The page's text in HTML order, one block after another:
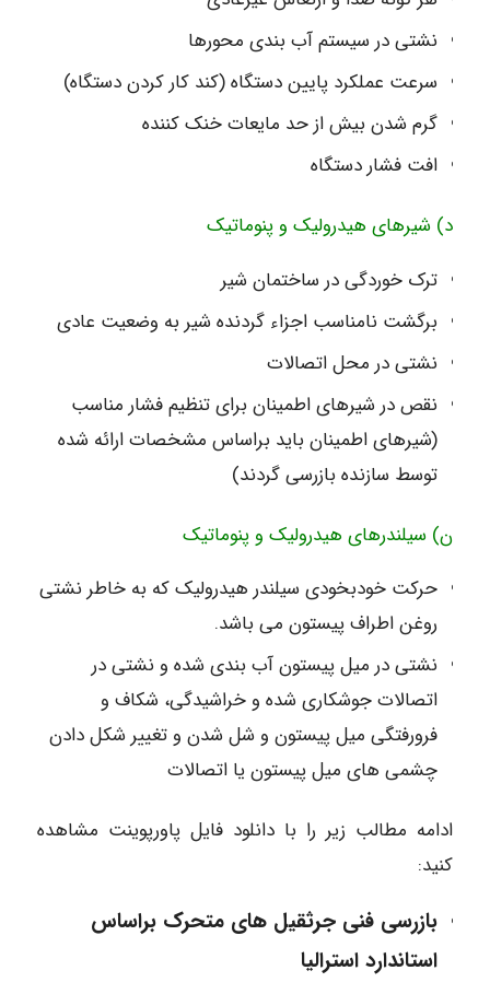
نشتی در سیستم آب بندی محورها
سرعت عملکرد پایین دستگاه (کند کار کردن دستگاه)
گرم شدن بیش از حد مایعات خنک کننده
افت فشار دستگاه
د) شیرهای هیدرولیک و پنوماتیک
ترک خوردگی در ساختمان شیر
برگشت نامناسب اجزاء گردنده شیر به وضعیت عادی
نشتی در محل اتصالات
نقص در شیرهای اطمینان برای تنظیم فشار مناسب
(شیرهای اطمینان باید براساس مشخصات ارائه شده
توسط سازنده بازرسی گردند)
ن) سیلندرهای هیدرولیک و پنوماتیک
حرکت خودبخودی سیلندر هیدرولیک که به خاطر نشتی
روغن اطراف پیستون می باشد.
نشتی در میل پیستون آب بندی شده و نشتی در
اتصالات جوشکاری شده و خراشیدگی، شکاف و
فرورفتگی میل پیستون و شل شدن و تغییر شکل دادن
چشمی های میل پیستون یا اتصالات
ادامه مطالب زیر را با دانلود فایل پاورپوینت مشاهده
کنید:
بازرسی فنی جرثقیل های متحرک براساس
استاندارد استرالیا